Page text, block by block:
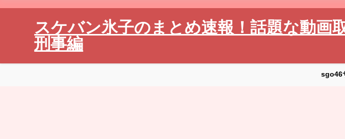
スケバン氷子のまとめ速報！話題な動画
刑事編
sgo46